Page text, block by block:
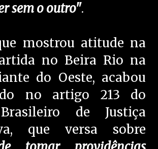
sem o outro".
mostrou atitude na
no Beira Rio na
do Oeste, acabou
no artigo 213 do
de Justiça
que versa sobre